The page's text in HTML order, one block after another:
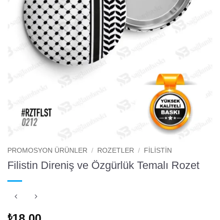
PROMOSYON ÜRÜNLER / ROZETLER / FILISTIN
Filistin Direniş ve Özgürlük Temalı Rozet
₺